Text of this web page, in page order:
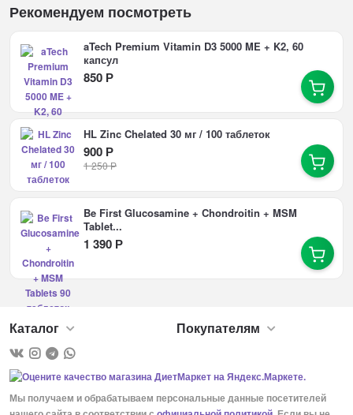
Рекомендуем посмотреть
aTech Premium Vitamin D3 5000 ME + K2, 60
капсул
850 Р
HL Zinc Chelated 30 мг / 100 таблеток
900 Р
1 250Р
Be First Glucosamine + Chondroitin + MSM
Tablet...
1 390 Р
Каталог Покупателям
Мы получаем и обрабатываем персональные данные посетителей